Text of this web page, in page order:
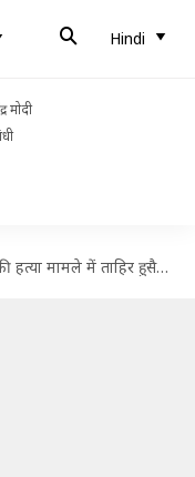
Hindi
मोदी
मामले में ताहिर हुसैन गिरफ्तार